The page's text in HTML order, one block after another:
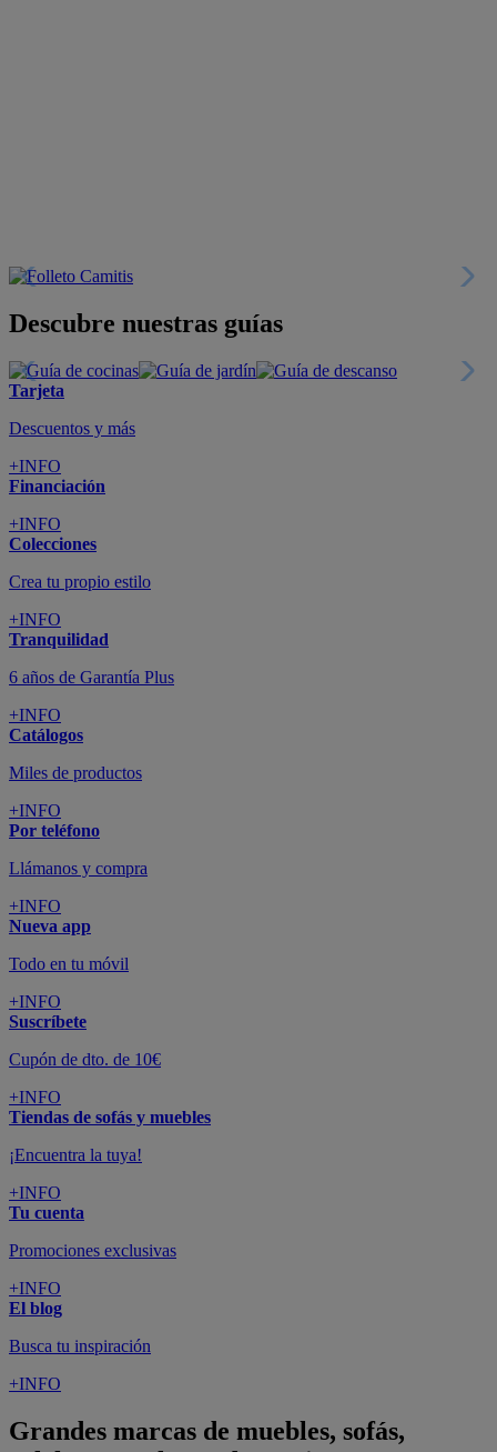
Descubre nuestras guías
Tarjeta
Descuentos y más
+INFO
Financiación
+INFO
Colecciones
Crea tu propio estilo
+INFO
Tranquilidad
6 años de Garantía Plus
+INFO
Catálogos
Miles de productos
+INFO
Por teléfono
Llámanos y compra
+INFO
Nueva app
Todo en tu móvil
+INFO
Suscríbete
Cupón de dto. de 10€
+INFO
Tiendas de sofás y muebles
¡Encuentra la tuya!
+INFO
Tu cuenta
Promociones exclusivas
+INFO
El blog
Busca tu inspiración
+INFO
Grandes marcas de muebles, sofás,